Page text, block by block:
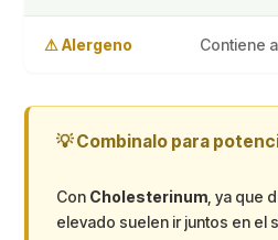
⚠ Alergeno Contiene
💡 Combinalo para
Con Cholesterinum , ya que
elevado suelen ir juntos en el